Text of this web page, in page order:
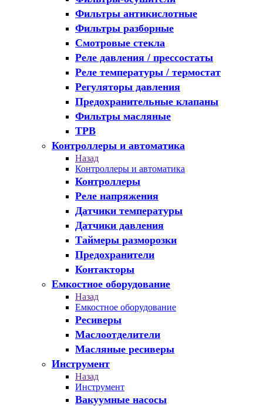
Фильтры антикислотные
Фильтры разборные
Смотровые стекла
Реле давления / прессостаты
Реле температуры / термостат
Регуляторы давления
Предохранительные клапаны
Фильтры масляные
ТРВ
Контроллеры и автоматика
Назад
Контроллеры и автоматика
Контроллеры
Реле напряжения
Датчики температуры
Датчики давления
Таймеры разморозки
Предохранители
Контакторы
Емкостное оборудование
Назад
Емкостное оборудование
Ресиверы
Маслоотделители
Масляные ресиверы
Инструмент
Назад
Инструмент
Вакуумные насосы